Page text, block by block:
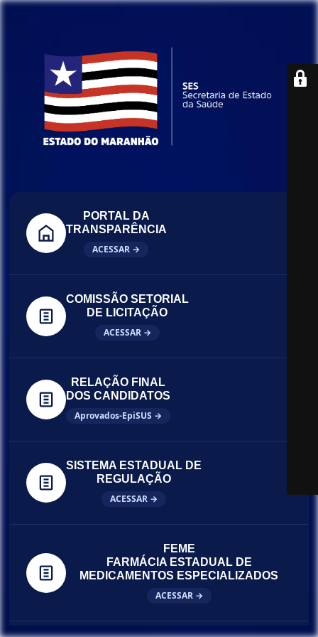
PORTAL DA
TRANSPARÊNCIA
ACESSAR →
COMISSÃO SETORIAL
DE LICITAÇÃO
ACESSAR →
RELAÇÃO FINAL
DOS CANDIDATOS
Aprovados-EpiSUS →
SISTEMA ESTADUAL DE
REGULAÇÃO
ACESSAR →
FEME
FARMÁCIA ESTADUAL DE
MEDICAMENTOS ESPECIALIZADOS
ACESSAR →